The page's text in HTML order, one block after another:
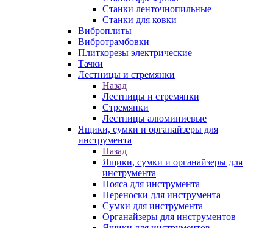
Станки ленточнопильные
Станки для ковки
Виброплиты
Вибротрамбовки
Плиткорезы электрические
Тачки
Лестницы и стремянки
Назад
Лестницы и стремянки
Стремянки
Лестницы алюминиевые
Ящики, сумки и органайзеры для
инструмента
Назад
Ящики, сумки и органайзеры для
инструмента
Пояса для инструмента
Переноски для инструмента
Сумки для инструмента
Органайзеры для инструментов